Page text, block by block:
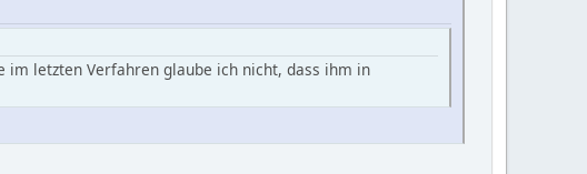
letzten Verfahren glaube ich nicht, dass ihm in